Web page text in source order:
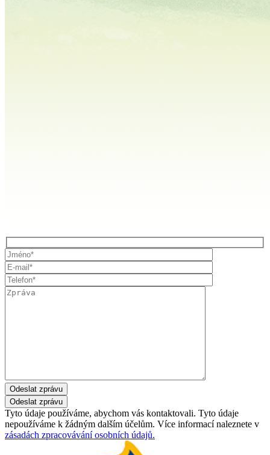
Odeslat zprávu
Tyto údaje používáme, abychom vás kontaktovali. Tyto údaje
nepoužíváme k žádným dalším účelům. Více informací naleznete v
zásadách zpracovávání osobních údajů.